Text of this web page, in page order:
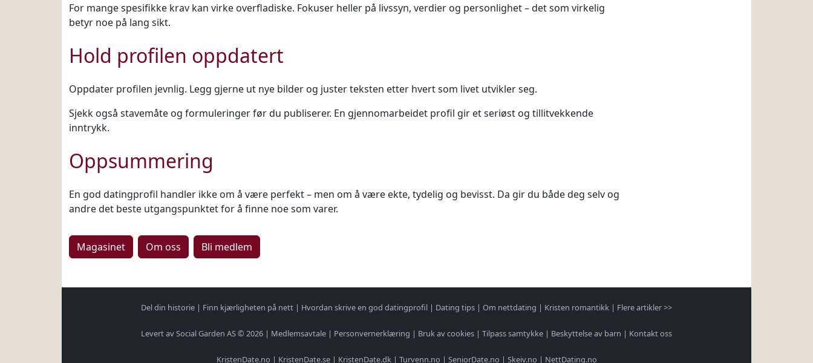
For mange spesifikke krav kan virke overfladiske. Fokuser heller på livssyn, verdier og personlighet – det som virkelig
betyr noe på lang sikt.
Hold profilen oppdatert
Oppdater profilen jevnlig. Legg gjerne ut nye bilder og juster teksten etter hvert som livet utvikler seg.
Sjekk også stavemåte og formuleringer før du publiserer. En gjennomarbeidet profil gir et seriøst og tillitvekkende
inntrykk.
Oppsummering
En god datingprofil handler ikke om å være perfekt – men om å være ekte, tydelig og bevisst. Da gir du både deg selv og
andre det beste utgangspunktet for å finne noe som varer.
Magasinet Om oss Bli medlem
Del din historie | Finn kjærligheten på nett | Hvordan skrive en god datingprofil | Dating tips | Om nettdating | Kristen romantikk | Flere artikler >>
Levert av Social Garden AS © 2026 | Medlemsavtale | Personvernerklæring | Bruk av cookies | Tilpass samtykke | Beskyttelse av barn | Kontakt oss
KristenDate.no | KristenDate.se| KristenDate.dk| Turvenn.no | SeniorDate.no | Skeiv.no | NettDating.no